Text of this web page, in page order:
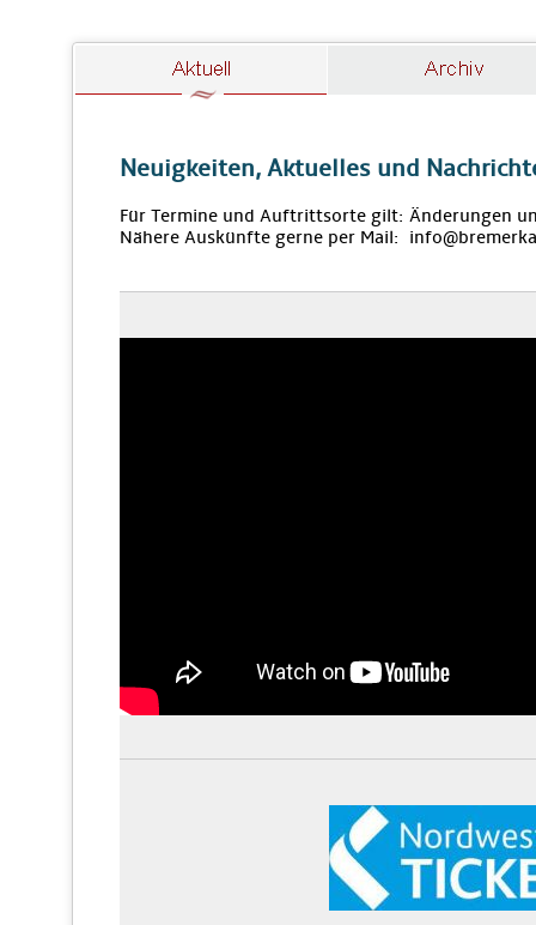
Neuigkeiten, Aktuelles und
Für Termine und Auftrittsorte gilt: Änderungen
Nähere Auskünfte gerne per Mail: